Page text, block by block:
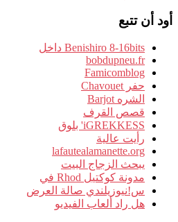
أود أن تتبع
Benishiro 8-16bits داخل
bobdupneu.fr
Famicomblog
حفر Chavouet
الشره Barjot
قصص القرف
iGREKKESS' بلوق
رأيت عالية
lafautealamanette.org
يبحث الزجاج البيت
مدونة كوكتيل Rhod في
س!نيوزيلندي صالة العرض
هل راد ألعاب الفيديو